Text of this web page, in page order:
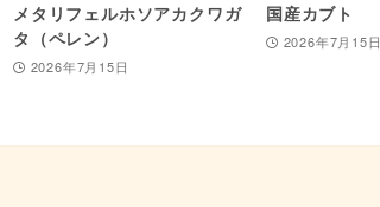
メタリフェルホソアカクワガ
タ（ペレン）
2026年7月15日
国産カブト
2026年7月15日